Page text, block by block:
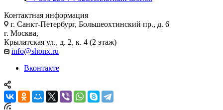
Контактная информация
г. Санкт-Петербург, Большеохтинский пр., д. 6
г. Москва,
Крылатская ул., д. 2, к. 4 (2 этаж)
info@shonx.ru
Вконтакте